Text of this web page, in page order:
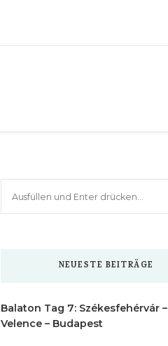
NEUESTE BEITRÄGE
Balaton Tag 7: Székesfehérvár –
Velence – Budapest